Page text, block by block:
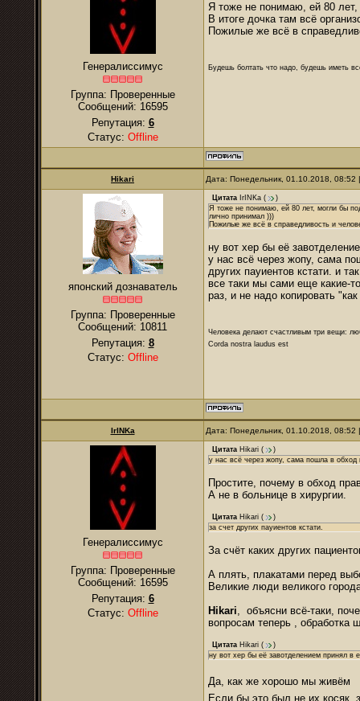
Генералиссимус
Группа: Проверенные
Сообщений: 16595
Репутация: 6
Статус: Offline
Я тоже не понимаю, ей 80 лет,
В итоге дочка там всё
Пожилые же всё в
Будешь болтать что надо, будешь иметь
Hikari Дата: Понедельник, 01.10.2018,
японский дознаватель
Группа: Проверенные
Сообщений: 10811
Репутация: 8
Статус: Offline
Цитата IrINKa (
)
Я тоже не понимаю, ей 80 лет, могли бы
лично принимал )))
Пожилые же всё в справедливость и
ну вот хер бы её
у нас всё через жопу, сама
других пауиентов кстати. и
все таки мы сами еще какие-
раз, и не надо копировать
Человека делают счастливым три вещи:
Corda nostra laudus est
IrINKa Дата: Понедельник, 01.10.2018,
Генералиссимус
Группа: Проверенные
Сообщений: 16595
Репутация: 6
Статус: Offline
Цитата Hikari (
)
у нас всё через жопу, сама пошла в обход
Простите, почему в обход
А не в больнице в хирургии.
Цитата Hikari (
)
за счет других пауиентов кстати.
За счёт каких других
А плять, плакатами перед
Великие люди великого
Hikari, объясни всё-таки,
вопросам теперь , обработка
Цитата Hikari (
)
ну вот хер бы её завотделением принял в
Да, как же хорошо мы живём
Если бы это был не их косяк,